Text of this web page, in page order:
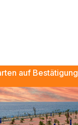
auf Bestätigung